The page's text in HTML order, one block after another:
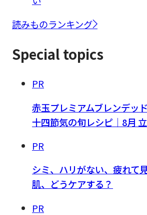
読みものランキング
Special topics
PR
赤玉プレミアムブレンデッ
十四節気の旬レシピ｜8月
PR
シミ、ハリがない、疲れ
肌、どうケアする？
PR